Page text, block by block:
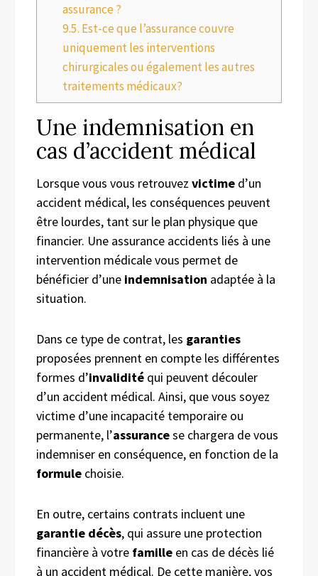
assurance ?
9.5. Est-ce que l’assurance couvre
uniquement les interventions
chirurgicales ou également les autres
traitements médicaux?
Une indemnisation en
cas d’accident médical
Lorsque vous vous retrouvez victime d’un
accident médical, les conséquences peuvent
être lourdes, tant sur le plan physique que
financier. Une assurance accidents liés à une
intervention médicale vous permet de
bénéficier d’une indemnisation adaptée à la
situation.
Dans ce type de contrat, les garanties
proposées prennent en compte les différentes
formes d’invalidité qui peuvent découler
d’un accident médical. Ainsi, que vous soyez
victime d’une incapacité temporaire ou
permanente, l’assurancese chargera de vous
indemniser en conséquence, en fonction de la
formule choisie.
En outre, certains contrats incluent une
garantie décès, qui assure une protection
financière à votre famille en cas de décès lié
à un accident médical. De cette manière, vos